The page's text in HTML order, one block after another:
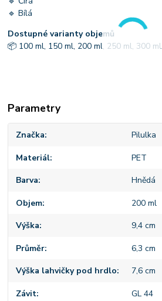
🔹 Bílá
Dostupné varianty objemů
📦 100 ml, 150 ml, 200 ml, 250 ml, 300 ml
Parametry
Značka Pilulka
Materiál PET
Barva Hnědá
Objem 200 ml
Výška 9,4 cm
Průměr 6,3 cm
Výška lahvičky pod hrdlo 7,6 cm
Závit GL 44